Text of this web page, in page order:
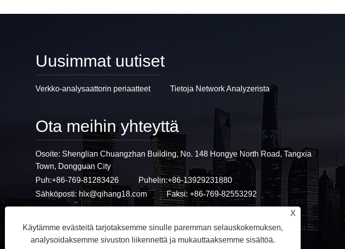
Uusimmat uutiset
Verkko-analysaattorin periaatteet Tietoja Network Analyzerista
Ota meihin yhteyttä
Osoite: Shenglian Chuangzhan Building, No. 148 Hongye North Road, Tangxia
Town, Dongguan City
Puh:+86-769-81283426 Puhelin:+86-13929231880
Sähköposti: hlx@qihang18.com Faksi: +86-769-82553292
X
Käytämme evästeitä tarjotaksemme sinulle paremman selauskokemuksen,
analysoidaksemme sivuston liikennettä ja mukauttaaksemme sisältöä.